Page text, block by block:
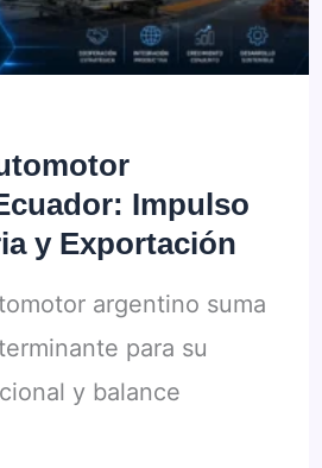
Impulso
y Exportación
argentino suma
para su
y balance